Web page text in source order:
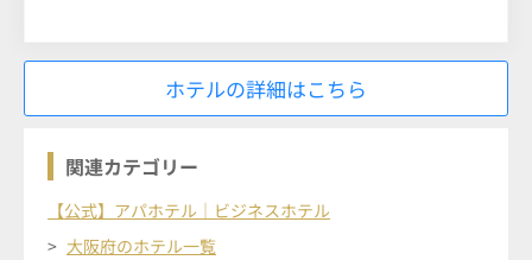
ホテルの詳細はこちら
関連カテゴリー
【公式】アパホテル｜ビジネスホテル
大阪府のホテル一覧